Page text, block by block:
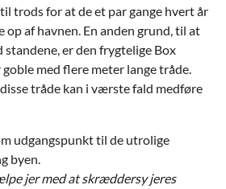
trods for at de et par gange hvert år
af havnen. En anden grund, til at
standene, er den frygtelige Box
med flere meter lange tråde.
tråde kan i værste fald medføre
udgangspunkt til de utrolige
byen.
jer med at skræddersy jeres